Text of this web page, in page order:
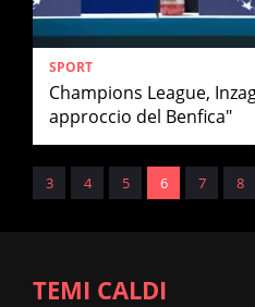
SPORT
Champions League,
approccio del Benfica"
3 4 5 6 7 8
TEMI CALDI